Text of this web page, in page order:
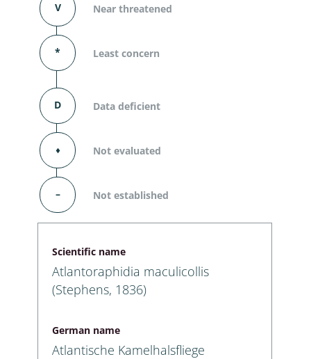
V Near threatened
* Least concern
D Data deficient
⬧ Not evaluated
– Not established
Scientific name
Atlantoraphidia maculicollis
(Stephens, 1836)
German name
Atlantische Kamelhalsfliege